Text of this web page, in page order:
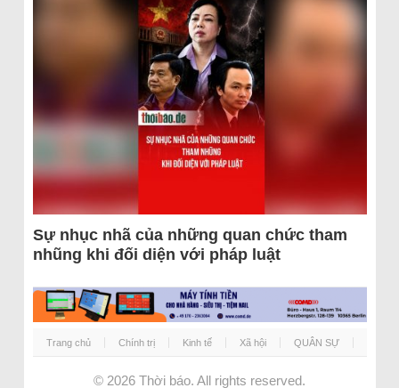
Sự nhục nhã của những quan chức tham
nhũng khi đối diện với pháp luật
Trang chủ Chính trị Kinh tế Xã hội QUÂN SỰ
© 2026 Thời báo. All rights reserved.